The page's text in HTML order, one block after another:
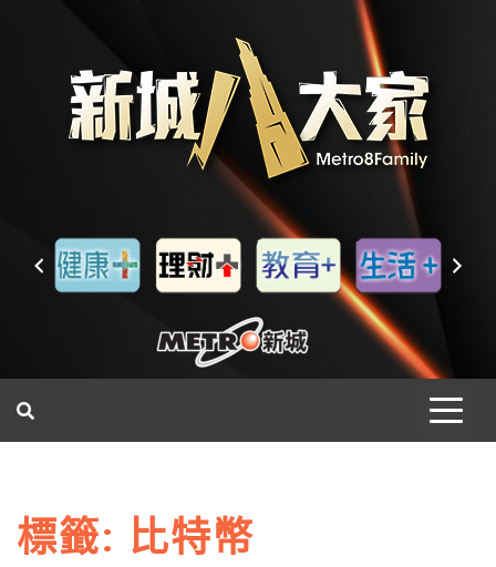
標籤: 比特幣